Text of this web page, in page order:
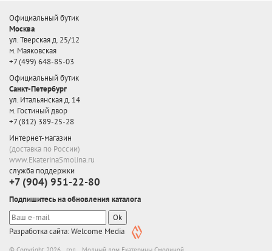
Официальный бутик
Москва
ул. Тверская д. 25/12
м. Маяковская
+7 (499) 648-85-03
Официальный бутик
Санкт-Петербург
ул. Итальянская д. 14
м. Гостиный двор
+7 (812) 389-25-28
Интернет-магазин
(доставка по России)
www.EkaterinaSmolina.ru
служба поддержки
+7 (904) 951-22-80
Подпишитесь на обновления каталога
Ok
Разработка сайта: Welcome Media